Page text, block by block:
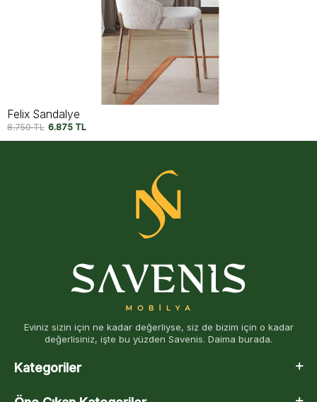
Felix Sandalye
8.750TL 6.875 TL
Eviniz sizin için ne kadar değerliyse, siz de bizim için o kadar
değerlisiniz, işte bu yüzden Savenis. Daima burada.
Kategoriler